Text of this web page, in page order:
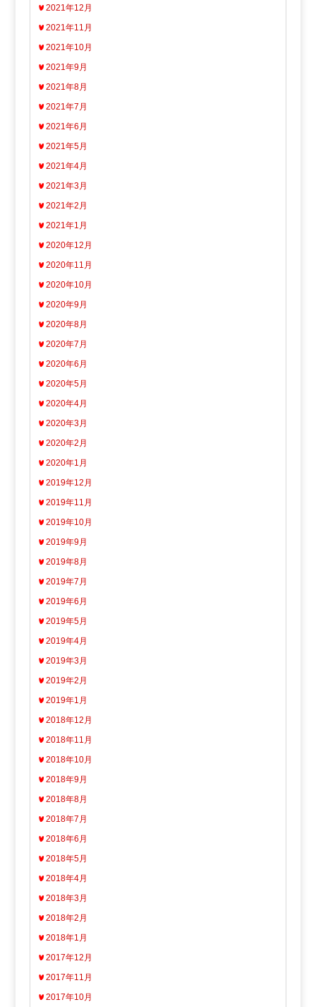
2021年12月
2021年11月
2021年10月
2021年9月
2021年8月
2021年7月
2021年6月
2021年5月
2021年4月
2021年3月
2021年2月
2021年1月
2020年12月
2020年11月
2020年10月
2020年9月
2020年8月
2020年7月
2020年6月
2020年5月
2020年4月
2020年3月
2020年2月
2020年1月
2019年12月
2019年11月
2019年10月
2019年9月
2019年8月
2019年7月
2019年6月
2019年5月
2019年4月
2019年3月
2019年2月
2019年1月
2018年12月
2018年11月
2018年10月
2018年9月
2018年8月
2018年7月
2018年6月
2018年5月
2018年4月
2018年3月
2018年2月
2018年1月
2017年12月
2017年11月
2017年10月